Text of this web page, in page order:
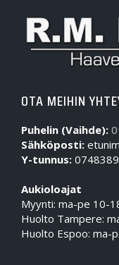
OTA MEIHIN
Puhelin (Vaihde):
Sähköposti:
Y-tunnus:
Aukioloajat
Myynti: ma-pe 10-
Huolto Tampere:
Huolto Espoo: ma-